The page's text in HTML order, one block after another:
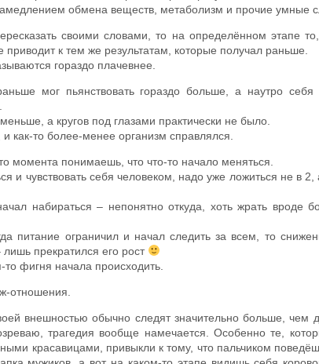
обмена веществ, метаболизм и прочие умные
своими словами, то на определённом этапе
к тем же результатам, которые получал раньше.
гораздо плачевнее.
мог пьянствовать гораздо больше, а наутро себя
а кругов под глазами практически не было.
как-то более-менее организм справлялся.
момента понимаешь, что что-то начало меняться.
и чувствовать себя человеком, надо уже ложиться не в 2,
набираться – непонятно откуда, хоть жрать вроде
питание ограничил и начал следить за всем, то
прекратился его рост
фигня начала происходить.
отношения.
внешностью обычно следят значительно больше, чем
трагедия вообще намечается. Особенно те,
красавицами, привыкли к тому, что пальчиком